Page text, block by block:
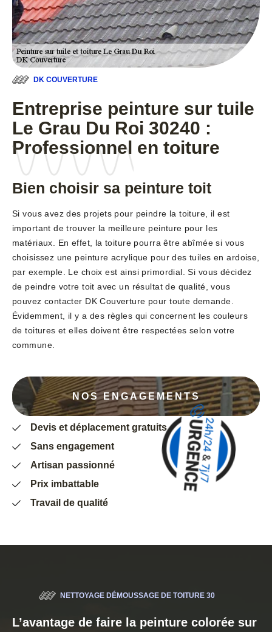
DK COUVERTURE
Entreprise peinture sur tuile
Le Grau Du Roi 30240 :
Professionnel en toiture
Bien choisir sa peinture toit
Si vous avez des projets pour peindre la toiture, il est
important de trouver la meilleure peinture pour les
matériaux. En effet, la toiture pourra être abîmée si vous
choisissez une peinture acrylique pour des tuiles en ardoise,
par exemple. Le choix est ainsi primordial. Si vous décidez
de peindre votre toit avec un résultat de qualité, vous
pouvez contacter DK Couverture pour toute demande.
Évidemment, il y a des règles qui concernent les couleurs
de toitures et elles doivent être respectées selon votre
commune.
NOS ENGAGEMENTS
Devis et déplacement gratuits
Sans engagement
Artisan passionné
Prix imbattable
Travail de qualité
NETTOYAGE DÉMOUSSAGE DE TOITURE 30
L’avantage de faire la peinture colorée sur